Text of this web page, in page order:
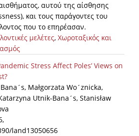
αυτού της αίσθησης
και τους παράγοντες του
που το επηρέασαν.
μελέτες, Χωροταξικός και
Stress Affect Poles’ Views on
Małgorzata Wo´znicka,
Utnik-Bana´s, Stanisław
land13050656